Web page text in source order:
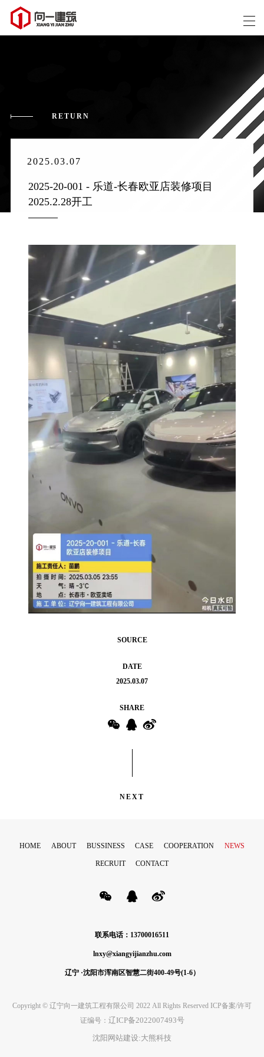
RETURN
2025.03.07
2025-20-001 - 乐道-长春欧亚店装修项目
2025.2.28开工
SOURCE
DATE
2025.03.07
SHARE
NEXT
HOME ABOUT BUSSINESS CASE COOPERATION NEWS
RECRUIT CONTACT
联系电话：13700016511
lnxy@xiangyijianzhu.com
辽宁 ·沈阳市浑南区智慧二街400-49号(1-6）
Copyright © 辽宁向一建筑工程有限公司 2022 All Rights Reserved ICP备案/许可
证编号： 辽ICP备2022007493号
沈阳网站建设:大熊科技